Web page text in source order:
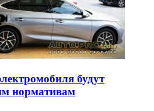
будут
нормативам